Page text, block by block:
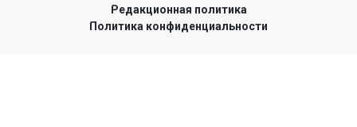
Редакционная политика
Политика конфиденциальности